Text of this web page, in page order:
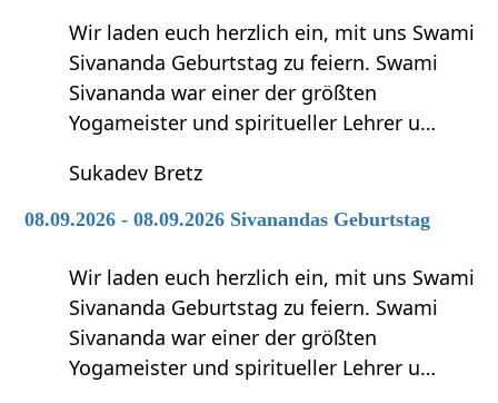
Wir laden euch herzlich ein, mit uns Swami
Sivananda Geburtstag zu feiern. Swami
Sivananda war einer der größten
Yogameister und spiritueller Lehrer u…
Sukadev Bretz
08.09.2026 - 08.09.2026 Sivanandas Geburtstag
Wir laden euch herzlich ein, mit uns Swami
Sivananda Geburtstag zu feiern. Swami
Sivananda war einer der größten
Yogameister und spiritueller Lehrer u…